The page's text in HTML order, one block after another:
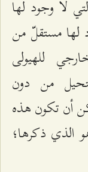
لا وجود لها
لها مستقلّ من
للهيولى
من دون
أن تكون هذه
الذي ذكرها؛